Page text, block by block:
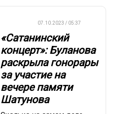
07.10.2023 / 05:37
«Сатанинский
концерт»: Буланова
раскрыла гонорары
за участие на
вечере памяти
Шатунова